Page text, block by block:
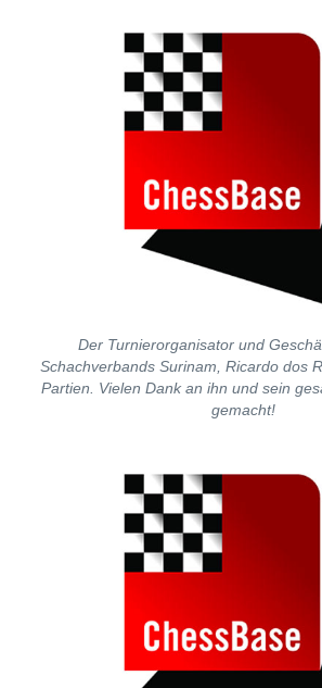
Der Turnierorganisator und
Schachverbands Surinam, Ricardo dos
Partien. Vielen Dank an ihn und sein
gemacht!